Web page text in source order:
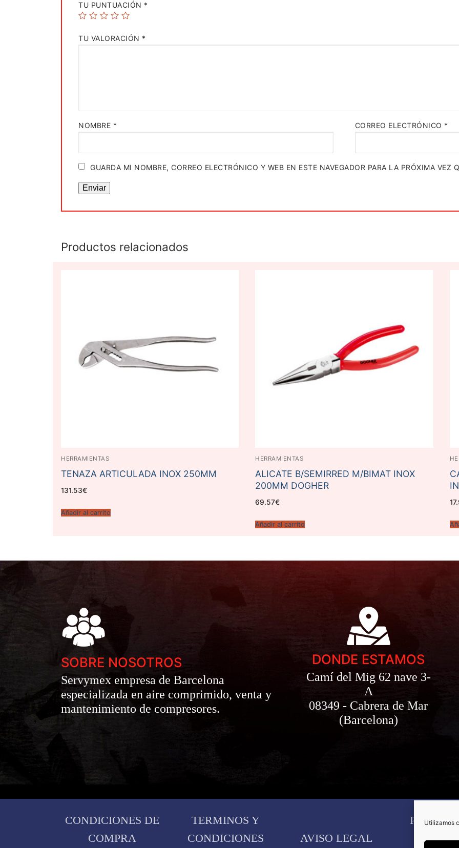
Utilizamos
TU PUNTUACIÓN *
TU VALORACIÓN *
NOMBRE * CORREO ELECTRÓNICO *
GUARDA MI NOMBRE, CORREO ELECTRÓNICO Y WEB EN ESTE NAVEGADOR PARA LA PRÓXIMA VEZ
Productos relacionados
HERRAMIENTAS
TENAZA ARTICULADA INOX 250MM
131.53€
Añadir al carrito
HERRAMIENTAS
ALICATE B/SEMIRRED M/BIMAT INOX
200MM DOGHER
69.57€
Añadir al carrito
SOBRE NOSOTROS
Servymex empresa de Barcelona
especializada en aire comprimido, venta y
mantenimiento de compresores.
DONDE ESTAMOS
Camí del Mig 62 nave 3-
A
08349 - Cabrera de Mar
(Barcelona)
CONDICIONES DE
COMPRA
TERMINOS Y
CONDICIONES
AVISO LEGAL